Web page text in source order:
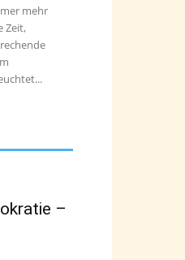
mehr
Zeit,
–